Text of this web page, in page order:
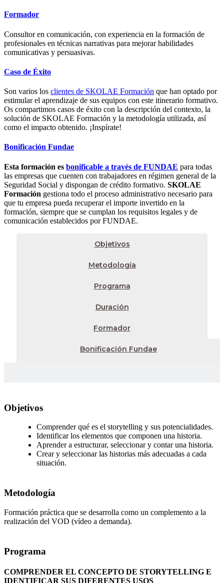
Formador
Consultor en comunicación, con experiencia en la formación de
profesionales en técnicas narrativas para mejorar habilidades
comunicativas y persuasivas.
Caso de Éxito
Son varios los clientes de SKOLAE Formación que han optado por
estimular el aprendizaje de sus equipos con este itinerario formativo.
Os compartimos casos de éxito con la descripción del contexto, la
solución de SKOLAE Formación y la metodología utilizada, así
como el impacto obtenido. ¡Inspírate!
Bonificación Fundae
Esta formación es bonificable a través de FUNDAE para todas
las empresas que cuenten con trabajadores en régimen general de la
Seguridad Social y dispongan de crédito formativo. SKOLAE
Formación gestiona todo el proceso administrativo necesario para
que tu empresa pueda recuperar el importe invertido en la
formación, siempre que se cumplan los requisitos legales y de
comunicación establecidos por FUNDAE.
Objetivos
Metodología
Programa
Duración
Formador
Bonificación Fundae
Objetivos
Comprender qué es el storytelling y sus potencialidades.
Identificar los elementos que componen una historia.
Aprender a estructurar, seleccionar y contar una historia.
Crear y seleccionar las historias más adecuadas a cada
situación.
Metodología
Formación práctica que se desarrolla como un complemento a la
realización del VOD (vídeo a demanda).
Programa
COMPRENDER EL CONCEPTO DE STORYTELLING E
IDENTIFICAR SUS DIFERENTES USOS